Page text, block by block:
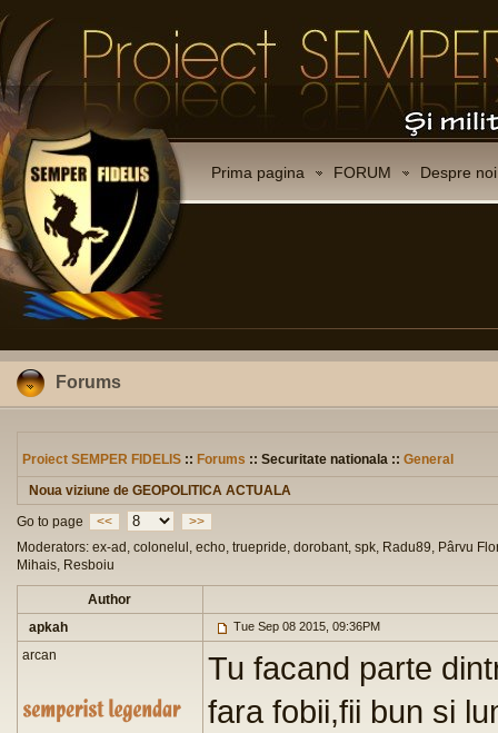
Prima pagina FORUM Despre noi
Forums
Proiect SEMPER FIDELIS :: Forums :: Securitate nationala :: General
Noua viziune de GEOPOLITICA ACTUALA
Go to page
<<
>>
Moderators: ex-ad, colonelul, echo, truepride, dorobant, spk, Radu89, Pârvu
Mihais, Resboiu
Author
apkah
Tue Sep 08 2015, 09:36PM
arcan
Tu facand parte
fara fobii,fii bun si